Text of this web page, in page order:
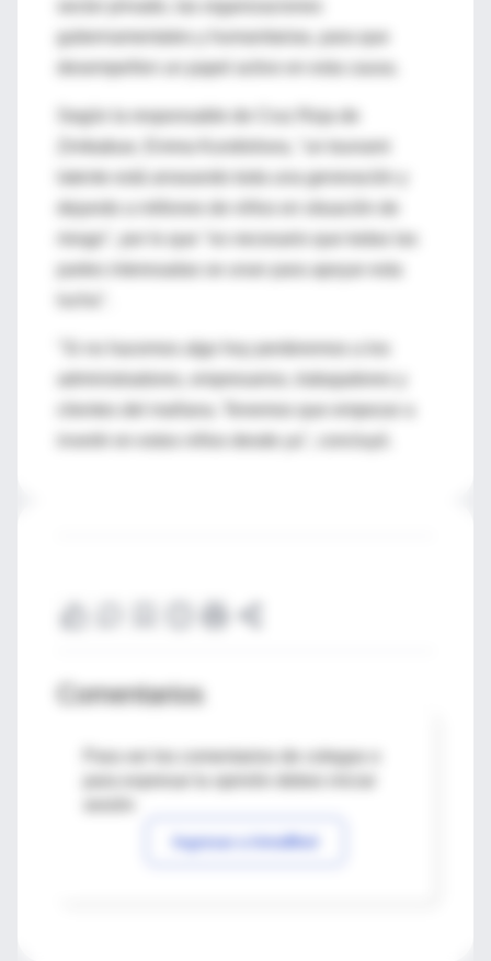
sector privado, las organizaciones
gubernamentales y humanitarias, para que
desempeñen un papel activo en esta causa.
Según la responsable de Cruz Roja de
latente está arrasando toda una generación y
riesgo", por lo que "es necesario que todas las
partes interesadas se unan para apoyar esta
"Si no hacemos algo hoy perderemos a los
clientes del mañana. Tenemos que empezar a
Comentarios
Para ver los comentarios de colegas o
Ingresar a IntraMed